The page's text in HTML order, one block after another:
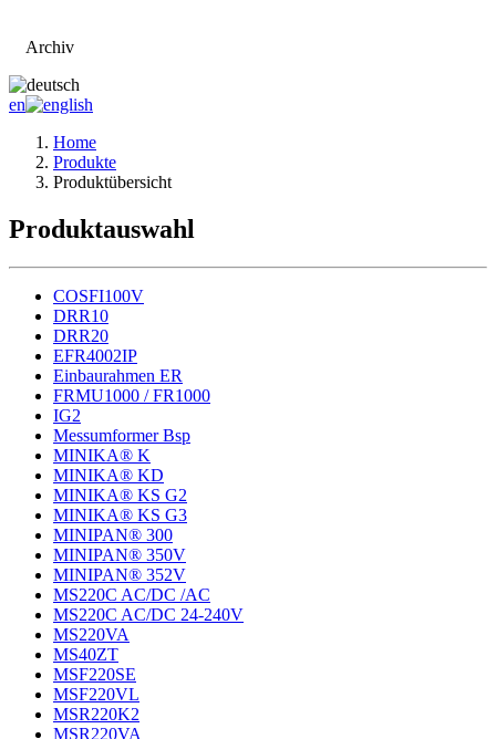
Archiv
en
Home
Produkte
Produktübersicht
Produktauswahl
COSFI100V
DRR10
DRR20
EFR4002IP
Einbaurahmen ER
FRMU1000 / FR1000
IG2
Messumformer Bsp
MINIKA® K
MINIKA® KD
MINIKA® KS G2
MINIKA® KS G3
MINIPAN® 300
MINIPAN® 350V
MINIPAN® 352V
MS220C AC/DC /AC
MS220C AC/DC 24-240V
MS220VA
MS40ZT
MSF220SE
MSF220VL
MSR220K2
MSR220VA